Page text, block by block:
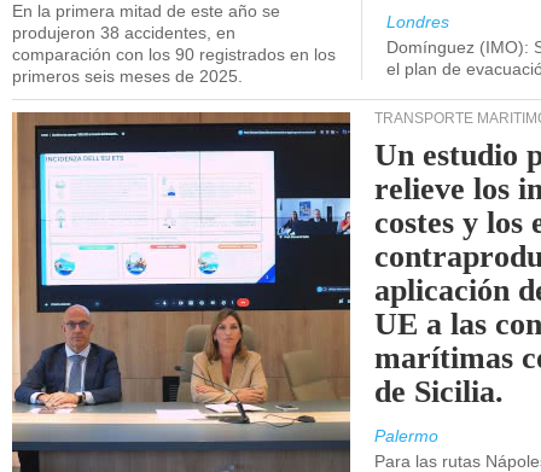
En la primera mitad de este año se
produjeron 38 accidentes, en
comparación con los 90 registrados en los
primeros seis meses de 2025.
Londres
Domínguez (IMO):
el plan de
TRANSPORTE
Un estudio
relieve los
costes y los
aplicación
UE a las
marítimas
de Sicilia.
Palermo
Para las rutas